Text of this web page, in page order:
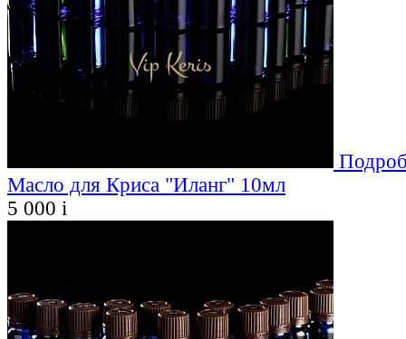
Масло для Криса "Иланг" 10мл
5 000 i